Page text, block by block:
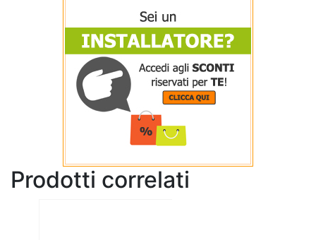
Prodotti correlati